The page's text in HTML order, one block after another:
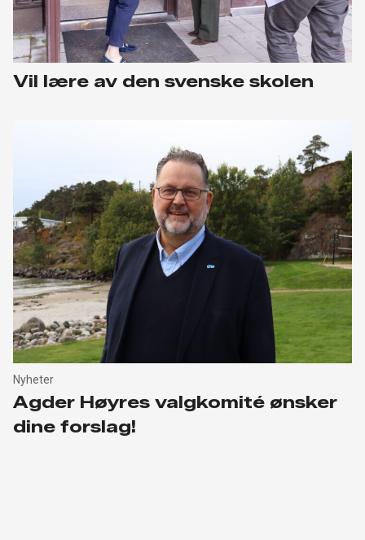
Vil lære av den svenske skolen
Nyheter
Agder Høyres valgkomité ønsker
dine forslag!